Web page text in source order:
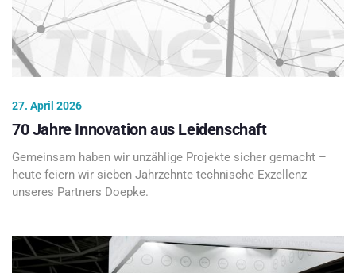
27. April 2026
70 Jahre Innovation aus Leidenschaft
Gemeinsam haben wir unzählige Projekte sicher gemacht –
heute feiern wir sieben Jahrzehnte technische Exzellenz
unseres Partners Doepke.